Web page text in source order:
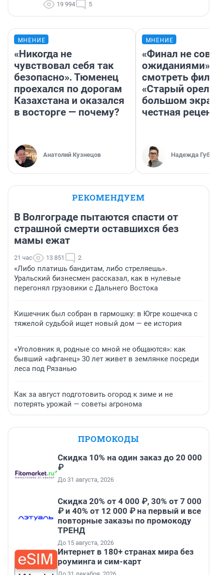
19 994 5
МНЕНИЕ
«Никогда не
чувствовал себя так
безопасно». Тюменец
проехался по дорогам
Казахстана и оказался
в восторге — почему?
Анатолий Кузнецов
МНЕНИЕ
«Финал не
ожиданиями»:
смотреть
«Старый орел»
большом
честная
Надежда
РЕКОМЕНДУЕМ
В Волгограде пытаются спасти от
страшной смерти оставшихся без
мамы ежат
21 час 13 851 2
«Либо платишь бандитам, либо стреляешь».
Уральский бизнесмен рассказал, как в нулевые
перегонял грузовики с Дальнего Востока
Кишечник был собран в гармошку: в Югре кошечка с
тяжелой судьбой ищет новый дом — ее история
«Уголовник я, родные со мной не общаются»: как
бывший «афганец» 30 лет живет в землянке посреди
леса под Рязанью
Как за август подготовить огород к зиме и не
потерять урожай — советы агронома
ПРОМОКОДЫ
Скидка 10% на один заказ до 20 000
₽
До 31 августа, 2026
Скидка 20% от 4 000 ₽, 30% от 7 000
₽ и 40% от 12 000 ₽ на первый и все
повторные заказы по промокоду
ТРЕНД
До 15 августа, 2026
Интернет в 180+ странах мира без
роуминга и сим-карт